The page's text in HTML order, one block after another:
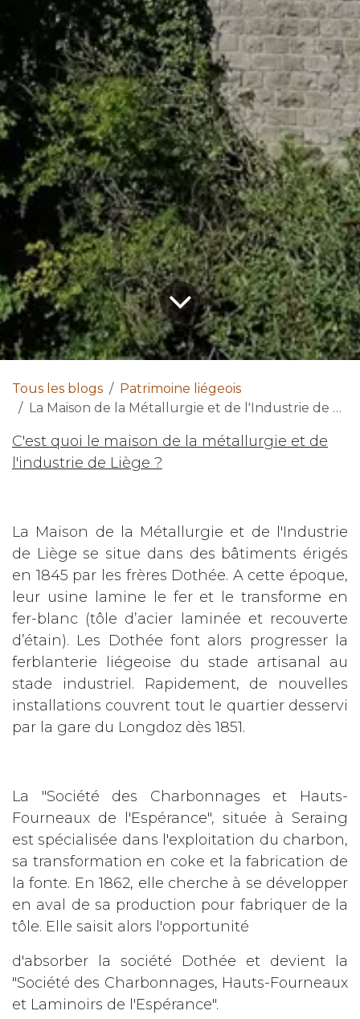
Tous les blogs
Patrimoine liégeois
La Maison de la Métallurgie et de l'Industrie de Liège
C'est quoi le maison de la métallurgie et de
l'industrie de Liège ?
La Maison de la Métallurgie et de l'Industrie
de Liège se situe dans des bâtiments érigés
en 1845 par les frères Dothée. A cette époque,
leur usine lamine le fer et le transforme en
fer-blanc (tôle d’acier laminée et recouverte
d’étain). Les Dothée font alors progresser la
ferblanterie liégeoise du stade artisanal au
stade industriel. Rapidement, de nouvelles
installations couvrent tout le quartier desservi
par la gare du Longdoz dès 1851.
La "Société des Charbonnages et Hauts-
Fourneaux de l'Espérance", située à Seraing
est spécialisée dans l'exploitation du charbon,
sa transformation en coke et la fabrication de
la fonte. En 1862, elle cherche à se développer
en aval de sa production pour fabriquer de la
tôle. Elle saisit alors l'opportunité
d'absorber la société Dothée et devient la
"Société des Charbonnages, Hauts-Fourneaux
et Laminoirs de l'Espérance".